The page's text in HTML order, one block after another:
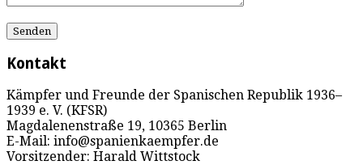
Kontakt
Kämpfer und Freunde der Spanischen Republik 1936–
1939 e. V. (KFSR)
Magdalenenstraße 19, 10365 Berlin
E-Mail: info@spanienkaempfer.de
Vorsitzender: Harald Wittstock